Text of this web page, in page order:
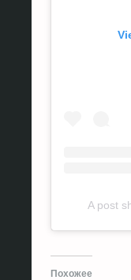
A post
Похожее